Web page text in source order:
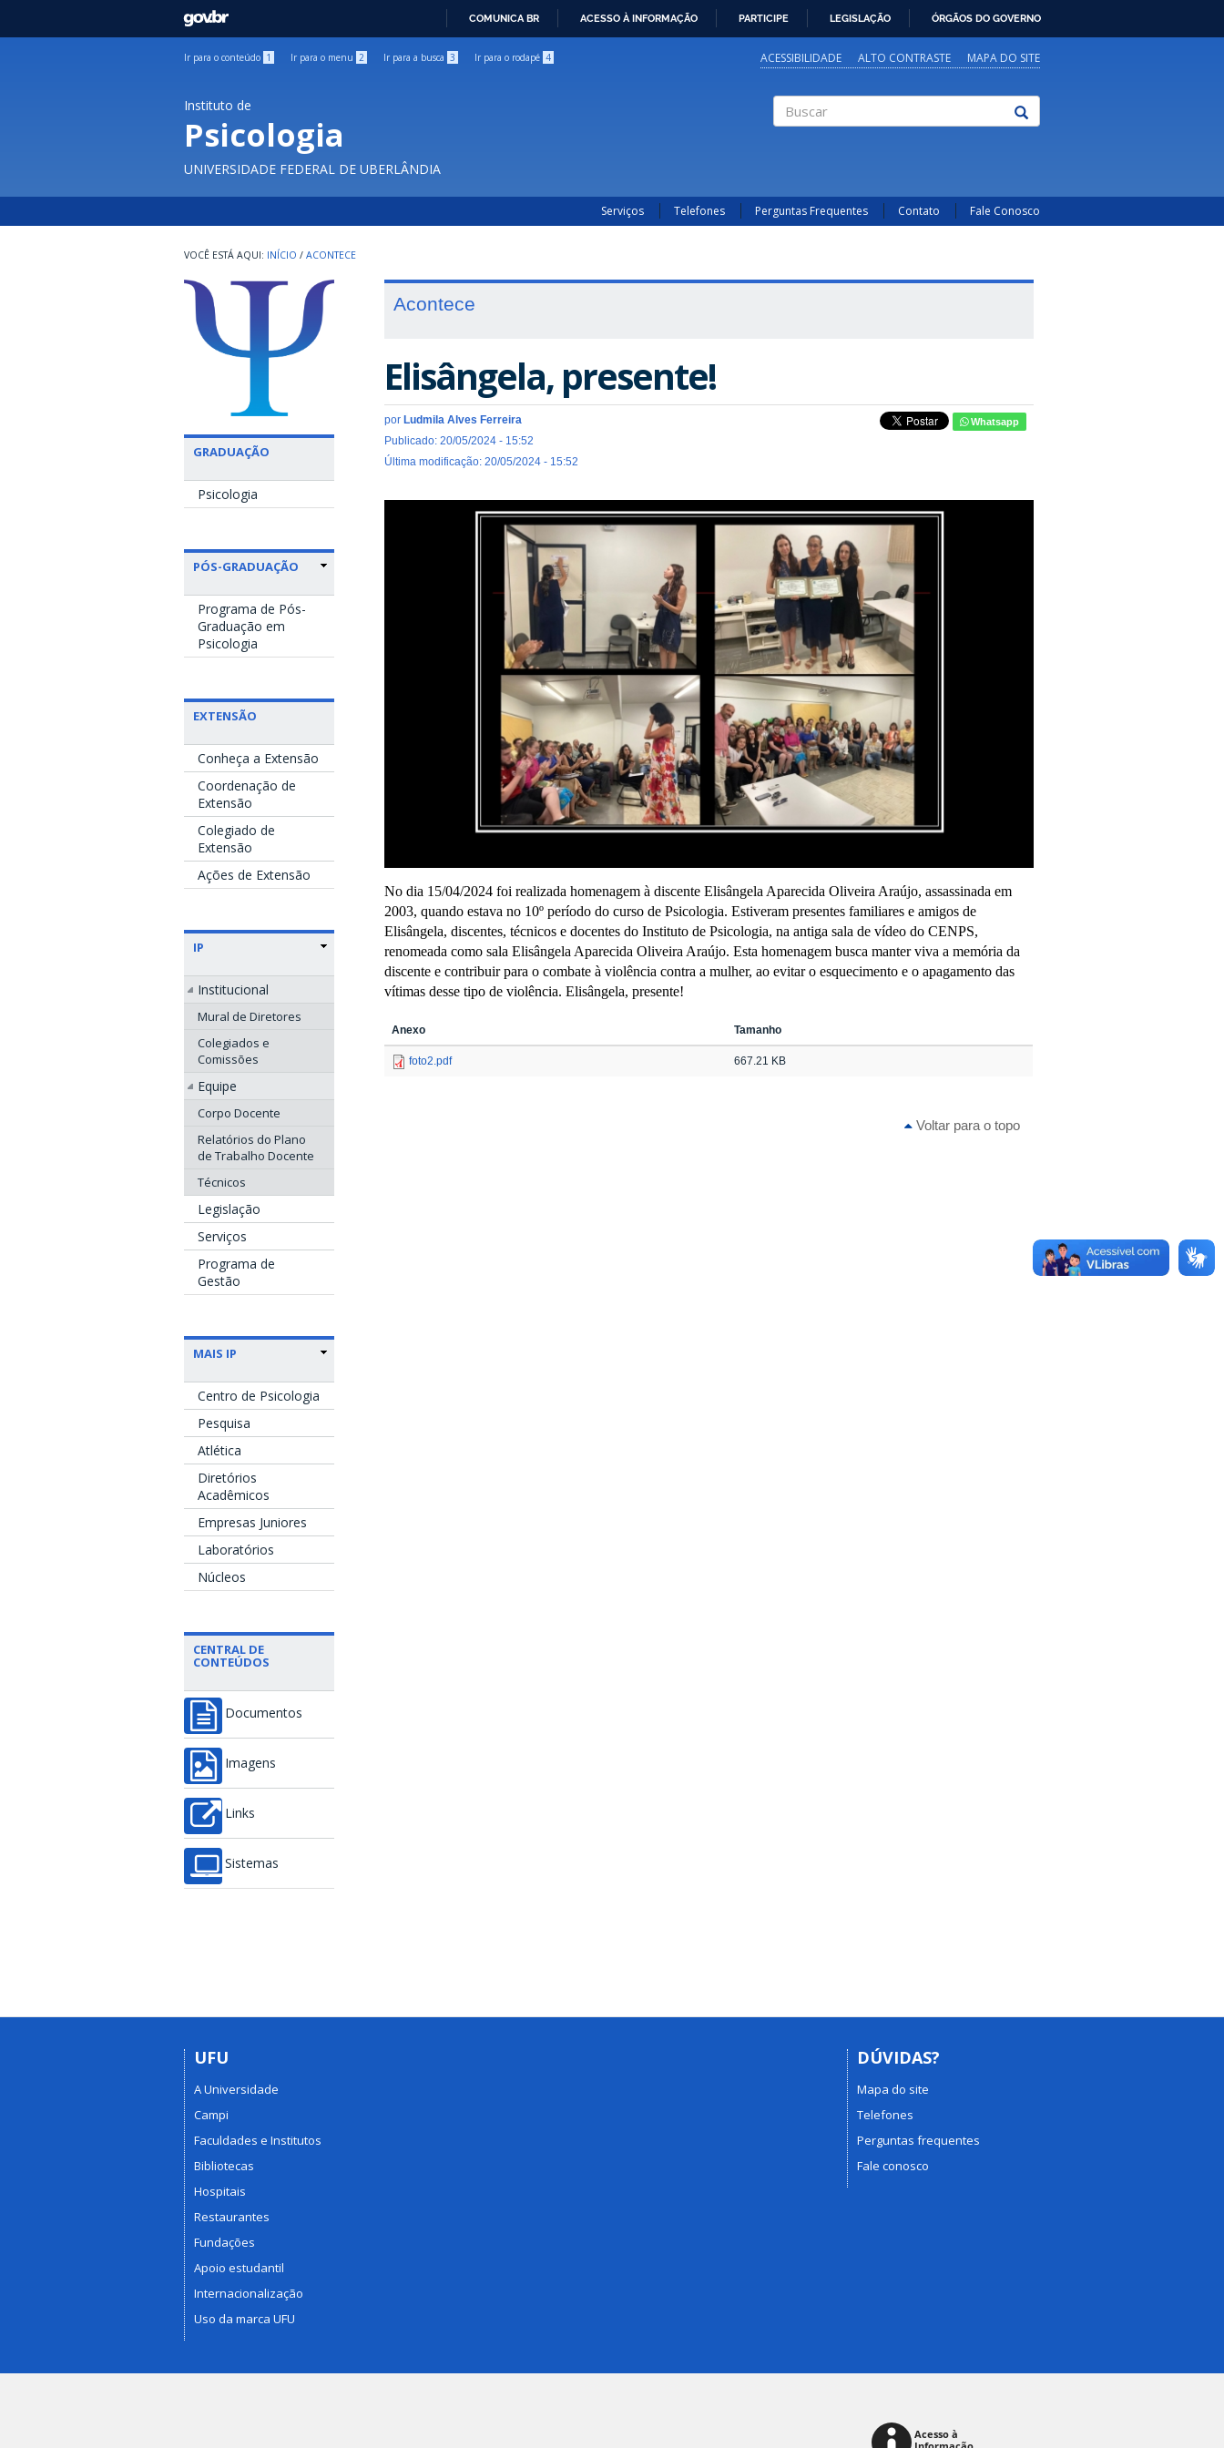
GOVBR
COMUNICA BR ACESSO À INFORMAÇÃO PARTICIPE LEGISLAÇÃO ÓRGÃOS DO GOVERNO
Ir para o conteúdo 1 Ir para o menu 2 Ir para a busca 3 Ir para o rodapé 4 ACESSIBILIDADE ALTO CONTRASTE MAPA DO SITE
Instituto de
Psicologia
UNIVERSIDADE FEDERAL DE UBERLÂNDIA
Serviços Telefones Perguntas Frequentes Contato Fale Conosco
INÍCIO / ACONTECE
GRADUAÇÃO
Psicologia
PÓS-GRADUAÇÃO
Programa de Pós-
Graduação em
Psicologia
EXTENSÃO
Conheça a Extensão
Coordenação de
Extensão
Colegiado de
Extensão
Ações de Extensão
IP
Institucional
Mural de Diretores
Colegiados e
Comissões
Equipe
Corpo Docente
Relatórios do Plano
de Trabalho Docente
Técnicos
Legislação
Serviços
Programa de
Gestão
MAIS IP
Centro de Psicologia
Pesquisa
Atlética
Diretórios
Acadêmicos
Empresas Juniores
Laboratórios
Núcleos
CENTRAL DE
CONTEÚDOS
Documentos
Imagens
Links
Sistemas
Acontece
Elisângela, presente!
por Ludmila Alves Ferreira
Publicado: 20/05/2024 - 15:52
Última modificação: 20/05/2024 - 15:52
Whatsapp
No dia 15/04/2024 foi realizada homenagem à discente Elisângela Aparecida Oliveira Araújo, assassinada em
2003, quando estava no 10º período do curso de Psicologia. Estiveram presentes familiares e amigos de
Elisângela, discentes, técnicos e docentes do Instituto de Psicologia, na antiga sala de vídeo do CENPS,
renomeada como sala Elisângela Aparecida Oliveira Araújo. Esta homenagem busca manter viva a memória da
discente e contribuir para o combate à violência contra a mulher, ao evitar o esquecimento e o apagamento das
vítimas desse tipo de violência. Elisângela, presente!
Anexo Tamanho
foto2.pdf 667.21 KB
Voltar para o topo
UFU
A Universidade
Campi
Faculdades e Institutos
Bibliotecas
Hospitais
Restaurantes
Fundações
Apoio estudantil
Internacionalização
Uso da marca UFU
DÚVIDAS?
Mapa do site
Telefones
Perguntas frequentes
Fale conosco